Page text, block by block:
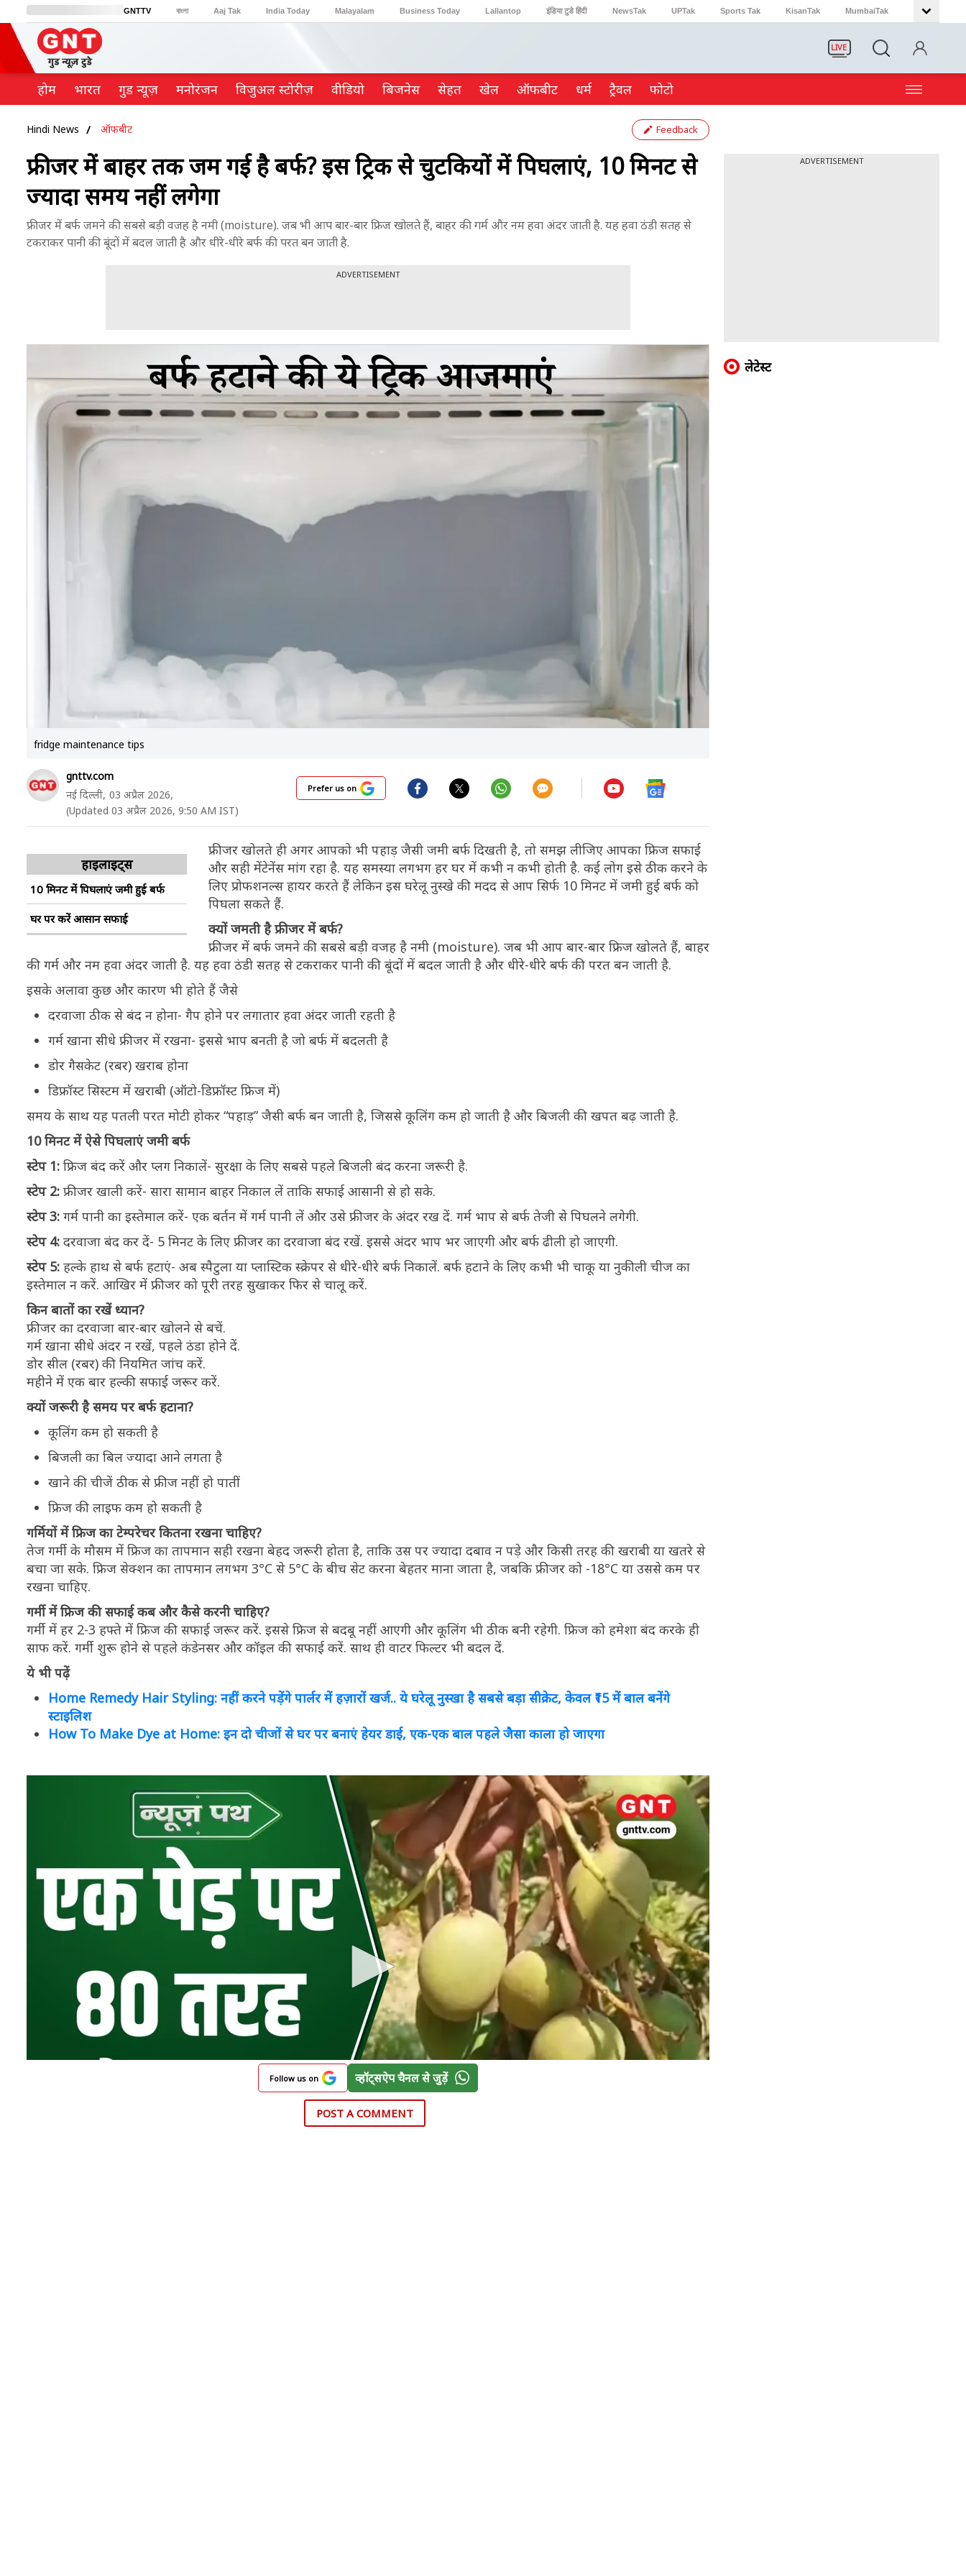
GNTTV বাংলা Aaj Tak India Today Malayalam Business Today Lallantop इंडिया टुडे हिंदी NewsTak UPTak Sports Tak KisanTak MumbaiTak
BT Bazaar Cosmopolitan
LIVE
होम भारत गुड न्यूज़ मनोरंजन विजुअल स्टोरीज़ वीडियो ब‍िजनेस सेहत खेल ऑफबीट धर्म ट्रैवल फोटो
Hindi News ऑफबीट Feedback
फ्रीजर में बाहर तक जम गई है बर्फ? इस ट्रिक से चुटकियों में पिघलाएं, 10 मिनट से
ज्यादा समय नहीं लगेगा
फ्रीजर में बर्फ जमने की सबसे बड़ी वजह है नमी (moisture). जब भी आप बार-बार फ्रिज खोलते हैं, बाहर की गर्म और नम हवा अंदर जाती है. यह हवा ठंडी सतह से
टकराकर पानी की बूंदों में बदल जाती है और धीरे-धीरे बर्फ की परत बन जाती है.
ADVERTISEMENT
fridge maintenance tips
gnttv.com
नई दिल्ली, 03 अप्रैल 2026,
(Updated 03 अप्रैल 2026, 9:50 AM IST)
Prefer us on
हाइलाइट्स
10 मिनट में पिघलाएं जमी हुई बर्फ
घर पर करें आसान सफाई
फ्रीजर खोलते ही अगर आपको भी पहाड़ जैसी जमी बर्फ दिखती है, तो समझ लीजिए आपका फ्रिज सफाई
और सही मेंटेनेंस मांग रहा है. यह समस्या लगभग हर घर में कभी न कभी होती है. कई लोग इसे ठीक करने के
लिए प्रोफशनल्स हायर करते हैं लेकिन इस घरेलू नुस्खे की मदद से आप सिर्फ 10 मिनट में जमी हुई बर्फ को
पिघला सकते हैं.
क्यों जमती है फ्रीजर में बर्फ?
फ्रीजर में बर्फ जमने की सबसे बड़ी वजह है नमी (moisture). जब भी आप बार-बार फ्रिज खोलते हैं, बाहर
की गर्म और नम हवा अंदर जाती है. यह हवा ठंडी सतह से टकराकर पानी की बूंदों में बदल जाती है और धीरे-धीरे बर्फ की परत बन जाती है.
इसके अलावा कुछ और कारण भी होते हैं जैसे
दरवाजा ठीक से बंद न होना- गैप होने पर लगातार हवा अंदर जाती रहती है
गर्म खाना सीधे फ्रीजर में रखना- इससे भाप बनती है जो बर्फ में बदलती है
डोर गैसकेट (रबर) खराब होना
डिफ्रॉस्ट सिस्टम में खराबी (ऑटो-डिफ्रॉस्ट फ्रिज में)
समय के साथ यह पतली परत मोटी होकर “पहाड़” जैसी बर्फ बन जाती है, जिससे कूलिंग कम हो जाती है और बिजली की खपत बढ़ जाती है.
10 मिनट में ऐसे पिघलाएं जमी बर्फ
स्टेप 1: फ्रिज बंद करें और प्लग निकालें- सुरक्षा के लिए सबसे पहले बिजली बंद करना जरूरी है.
स्टेप 2: फ्रीजर खाली करें- सारा सामान बाहर निकाल लें ताकि सफाई आसानी से हो सके.
स्टेप 3: गर्म पानी का इस्तेमाल करें- एक बर्तन में गर्म पानी लें और उसे फ्रीजर के अंदर रख दें. गर्म भाप से बर्फ तेजी से पिघलने लगेगी.
स्टेप 4: दरवाजा बंद कर दें- 5 मिनट के लिए फ्रीजर का दरवाजा बंद रखें. इससे अंदर भाप भर जाएगी और बर्फ ढीली हो जाएगी.
स्टेप 5: हल्के हाथ से बर्फ हटाएं- अब स्पैटुला या प्लास्टिक स्क्रेपर से धीरे-धीरे बर्फ निकालें. बर्फ हटाने के लिए कभी भी चाकू या नुकीली चीज का
इस्तेमाल न करें. आखिर में फ्रीजर को पूरी तरह सुखाकर फिर से चालू करें.
किन बातों का रखें ध्यान?
फ्रीजर का दरवाजा बार-बार खोलने से बचें.
गर्म खाना सीधे अंदर न रखें, पहले ठंडा होने दें.
डोर सील (रबर) की नियमित जांच करें.
महीने में एक बार हल्की सफाई जरूर करें.
क्यों जरूरी है समय पर बर्फ हटाना?
कूलिंग कम हो सकती है
बिजली का बिल ज्यादा आने लगता है
खाने की चीजें ठीक से फ्रीज नहीं हो पातीं
फ्रिज की लाइफ कम हो सकती है
गर्मियों में फ्रिज का टेम्परेचर कितना रखना चाहिए?
तेज गर्मी के मौसम में फ्रिज का तापमान सही रखना बेहद जरूरी होता है, ताकि उस पर ज्यादा दबाव न पड़े और किसी तरह की खराबी या खतरे से
बचा जा सके. फ्रिज सेक्शन का तापमान लगभग 3°C से 5°C के बीच सेट करना बेहतर माना जाता है, जबकि फ्रीजर को -18°C या उससे कम पर
रखना चाहिए.
गर्मी में फ्रिज की सफाई कब और कैसे करनी चाहिए?
गर्मी में हर 2-3 हफ्ते में फ्रिज की सफाई जरूर करें. इससे फ्रिज से बदबू नहीं आएगी और कूलिंग भी ठीक बनी रहेगी. फ्रिज को हमेशा बंद करके ही
साफ करें. गर्मी शुरू होने से पहले कंडेनसर और कॉइल की सफाई करें. साथ ही वाटर फिल्टर भी बदल दें.
ये भी पढ़ें
Home Remedy Hair Styling: नहीं करने पड़ेंगे पार्लर में हज़ारों खर्ज.. ये घरेलू नुस्खा है सबसे बड़ा सीक्रेट, केवल ₹15 में बाल बनेंगे
स्टाइलिश
How To Make Dye at Home: इन दो चीजों से घर पर बनाएं हेयर डाई, एक-एक बाल पहले जैसा काला हो जाएगा
Follow us on व्हॉट्सऐप चैनल से जुड़ें
POST A COMMENT
ADVERTISEMENT
लेटेस्ट